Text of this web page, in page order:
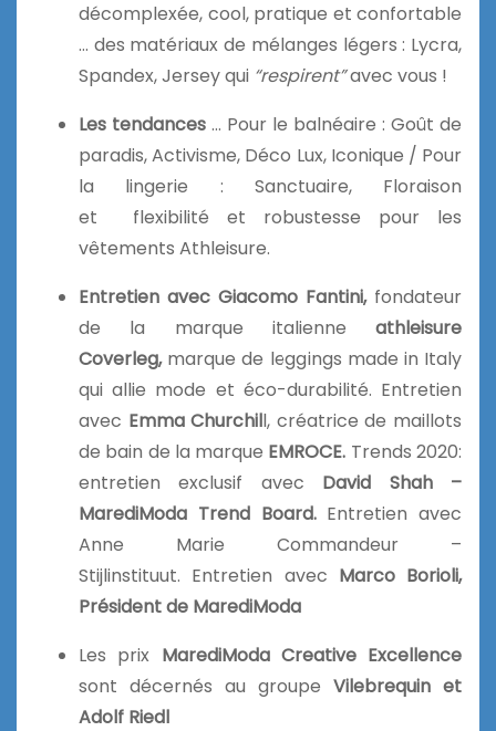
décomplexée, cool, pratique et confortable
… des matériaux de mélanges légers : Lycra,
Spandex, Jersey qui “respirent”avec vous !
Les tendances … Pour le balnéaire : Goût de
paradis, Activisme, Déco Lux, Iconique / Pour
la lingerie : Sanctuaire, Floraison
et flexibilité et robustesse pour les
vêtements Athleisure.
Entretien avec Giacomo Fantini, fondateur
de la marque italienne athleisure
Coverleg,marque de leggings made in Italy
qui allie mode et éco-durabilité. Entretien
avec Emma Churchill, créatrice de maillots
de bain de la marque EMROCE. Trends 2020:
entretien exclusif avec David Shah –
MarediModa Trend Board. Entretien avec
Anne Marie Commandeur –
Stijlinstituut. Entretien avec Marco Borioli,
Président de MarediModa
Les prix MarediModa Creative Excellence
sont décernés au groupe Vilebrequin et
Adolf Riedl